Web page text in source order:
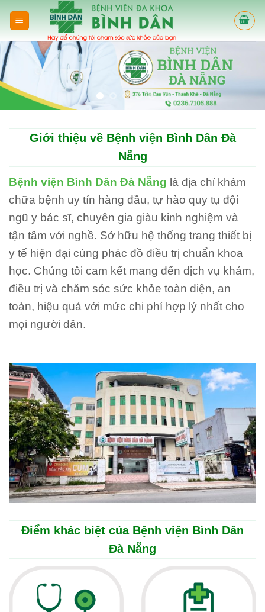
Giới thiệu về Bệnh viện Bình Dân Đà
Nẵng
Bệnh viện Bình Dân Đà Nẵng là địa chỉ khám
chữa bệnh uy tín hàng đầu, tự hào quy tụ đội
ngũ y bác sĩ, chuyên gia giàu kinh nghiệm và
tận tâm với nghề. Sở hữu hệ thống trang thiết bị
y tế hiện đại cùng phác đồ điều trị chuẩn khoa
học. Chúng tôi cam kết mang đến dịch vụ khám,
điều trị và chăm sóc sức khỏe toàn diện, an
toàn, hiệu quả với mức chi phí hợp lý nhất cho
mọi người dân.
Điểm khác biệt của Bệnh viện Bình Dân
Đà Nẵng